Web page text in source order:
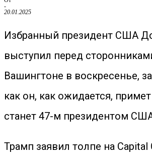
-
20.01.2025
Избранный президент США
выступил перед
Вашингтоне в воскресенье,
как он, как ожидается,
станет 47-м президентом
Трамп заявил толпе на Capital